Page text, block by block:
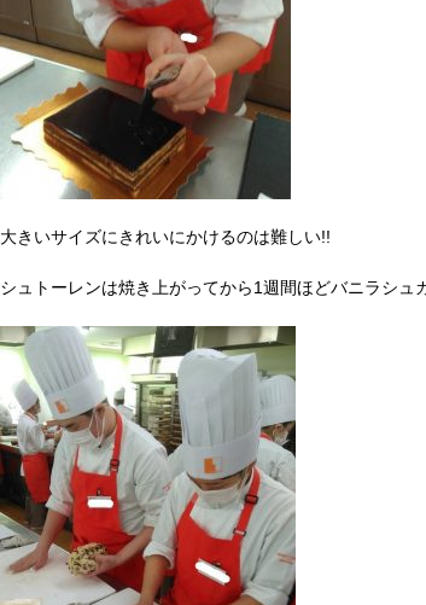
大きいサイズにきれいにかけるのは難しい!!
シュトーレンは焼き上がってから1週間ほどバニラシュ